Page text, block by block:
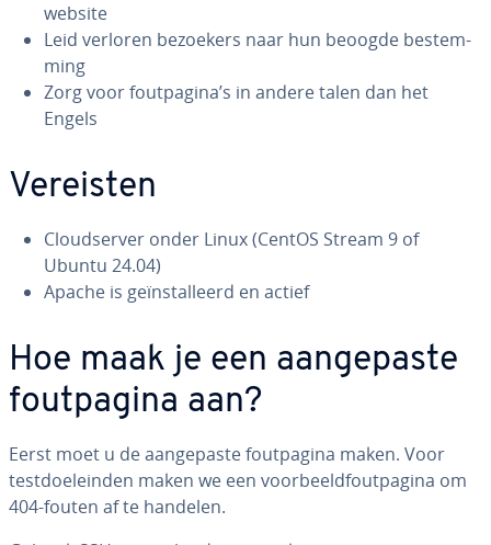
website
Leid verloren bezoekers naar hun beoogde be­stem­
ming
Zorg voor fout­pa­gi­na’s in andere talen dan het
Engels
Vereisten
Cloud­ser­ver onder Linux (CentOS Stream 9 of
Ubuntu 24.04)
Apache is ge­ïn­stal­leerd en actief
Hoe maak je een aan­ge­pas­te
fout­pa­gi­na aan?
Eerst moet u de aan­ge­pas­te fout­pa­gi­na maken. Voor
test­doel­ein­den maken we een voor­beeld­fout­pa­gi­na om
404-fouten af te handelen.